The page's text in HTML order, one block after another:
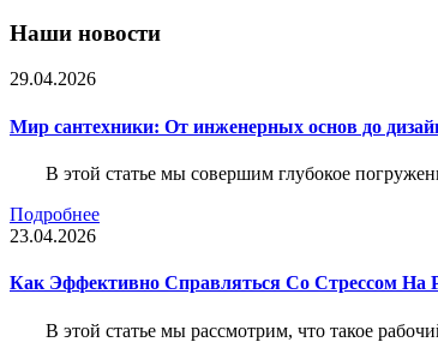
Наши новости
29.04.2026
Мир сантехники: От инженерных основ до
В этой статье мы совершим глубокое
Подробнее
23.04.2026
Как Эффективно Справляться Со Стрессом На
В этой статье мы рассмотрим, что такое